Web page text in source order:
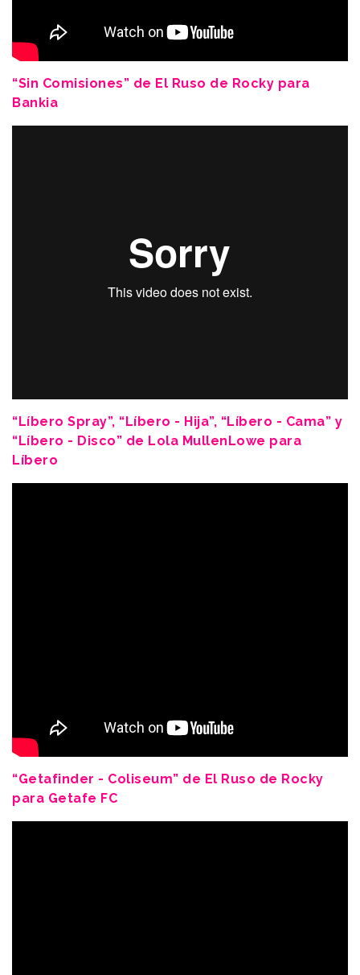
“Sin Comisiones” de El Ruso de Rocky para
Bankia
“Líbero Spray”, “Líbero - Hija”, “Líbero - Cama” y
“Líbero - Disco” de Lola MullenLowe para
Líbero
“Getafinder - Coliseum” de El Ruso de Rocky
para Getafe FC